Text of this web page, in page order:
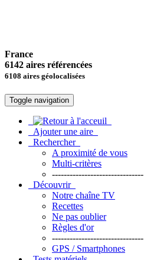
France
6142 aires référencées
6108 aires géolocalisées
Toggle navigation
Ajouter une aire
Rechercher
A proximité de vous
Multi-critères
-------------------------------
Découvrir
Notre chaîne TV
Recettes
Ne pas oublier
Règles d'or
-------------------------------
GPS / Smartphones